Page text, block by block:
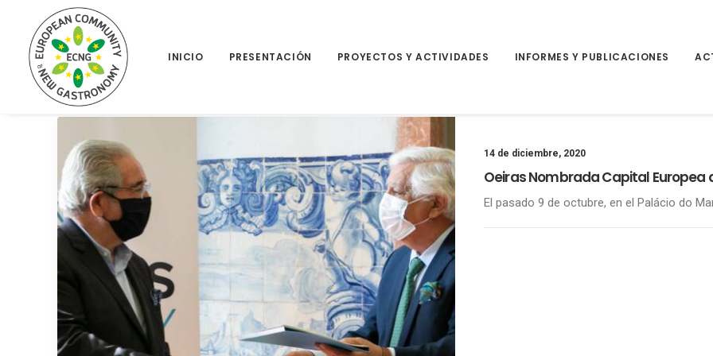
INICIO PRESENTACIÓN PROYECTOS Y ACTIVIDADES INFORMES Y PUBLICACIONES
14 de diciembre, 2020
Oeiras Nombrada Capital
El pasado 9 de octubre, en el Palácio do